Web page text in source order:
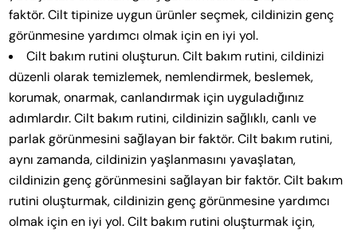
faktör. Cilt tipinize uygun ürünler seçmek, cildinizin genç
görünmesine yardımcı olmak için en iyi yol.
Cilt bakım rutini oluşturun. Cilt bakım rutini, cildinizi
düzenli olarak temizlemek, nemlendirmek, beslemek,
korumak, onarmak, canlandırmak için uyguladığınız
adımlardır. Cilt bakım rutini, cildinizin sağlıklı, canlı ve
parlak görünmesini sağlayan bir faktör. Cilt bakım rutini,
aynı zamanda, cildinizin yaşlanmasını yavaşlatan,
cildinizin genç görünmesini sağlayan bir faktör. Cilt bakım
rutini oluşturmak, cildinizin genç görünmesine yardımcı
olmak için en iyi yol. Cilt bakım rutini oluşturmak için,